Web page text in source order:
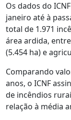
Os dados do
janeiro até à
total de 1.971
área ardida,
(5.454 ha) e
Comparando
anos, o ICNF
de incêndios
relação à média